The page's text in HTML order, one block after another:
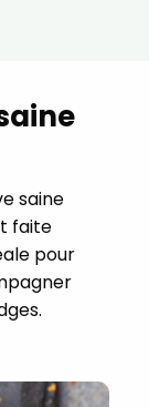
saine
faite
pour